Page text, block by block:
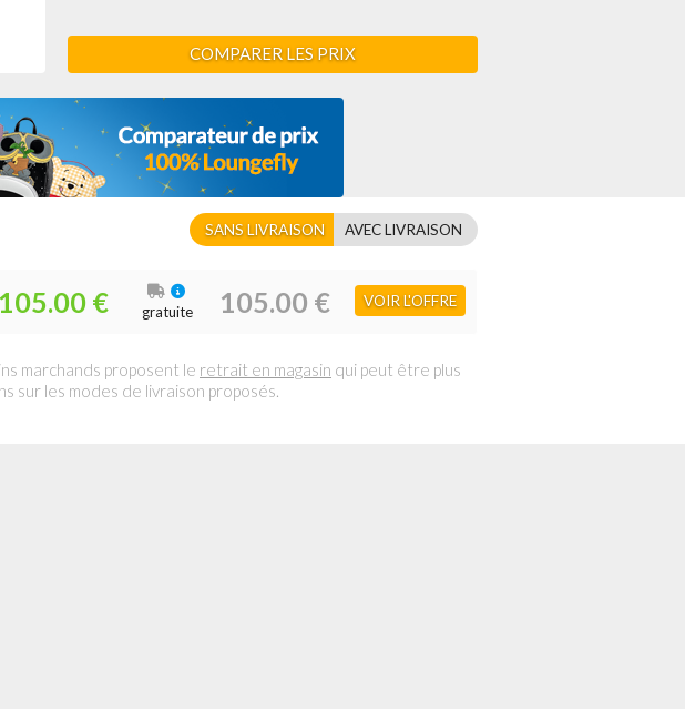
COMPARER LES PRIX
SANS LIVRAISON AVEC LIVRAISON
105.00 € 105.00 € VOIR L'OFFRE
gratuite
marchands proposent le retrait en magasin qui peut être plus
sur les modes de livraison proposés.